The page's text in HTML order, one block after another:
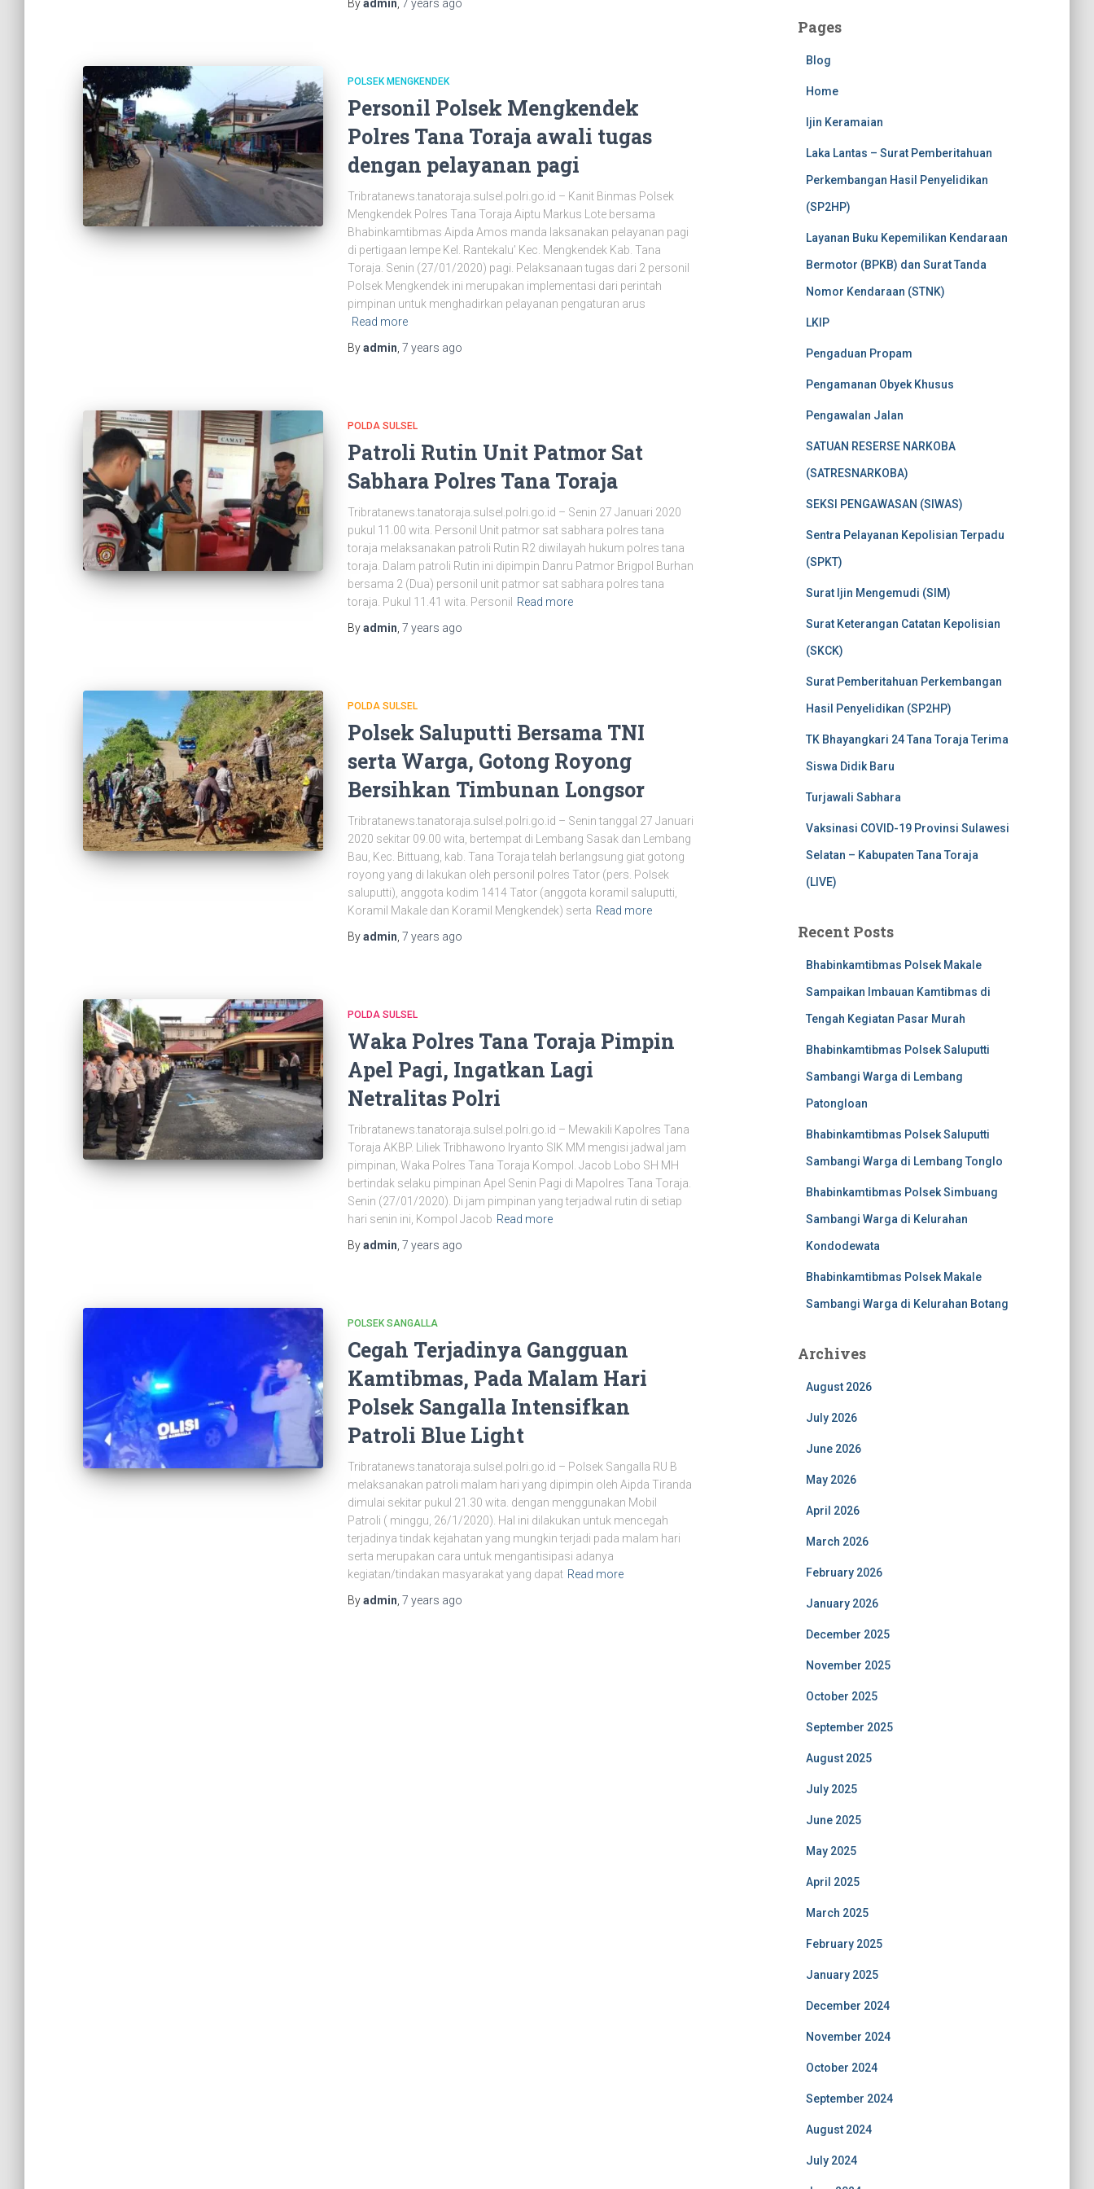
Byadmin 7 years ago
POLSEK MENGKENDEK
Personil Polsek Mengkendek
Polres Tana Toraja awali tugas
dengan pelayanan pagi
Tribratanews.tanatoraja.sulsel.polri.go.id – Kanit Binmas Polsek
Mengkendek Polres Tana Toraja Aiptu Markus Lote bersama
Bhabinkamtibmas Aipda Amos manda laksanakan pelayanan pagi
di pertigaan lempe Kel. Rantekalu’ Kec. Mengkendek Kab. Tana
Toraja. Senin (27/01/2020) pagi. Pelaksanaan tugas dari 2 personil
Polsek Mengkendek ini merupakan implementasi dari perintah
pimpinan untuk menghadirkan pelayanan pengaturan arus
Read more
Byadmin 7 years ago
POLDA SULSEL
Patroli Rutin Unit Patmor Sat
Sabhara Polres Tana Toraja
Tribratanews.tanatoraja.sulsel.polri.go.id – Senin 27 Januari 2020
pukul 11.00 wita. Personil Unit patmor sat sabhara polres tana
toraja melaksanakan patroli Rutin R2 diwilayah hukum polres tana
toraja. Dalam patroli Rutin ini dipimpin Danru Patmor Brigpol Burhan
bersama 2 (Dua) personil unit patmor sat sabhara polres tana
toraja. Pukul 11.41 wita. Personil
Read more
Byadmin 7 years ago
POLDA SULSEL
Polsek Saluputti Bersama TNI
serta Warga, Gotong Royong
Bersihkan Timbunan Longsor
Tribratanews.tanatoraja.sulsel.polri.go.id – Senin tanggal 27 Januari
2020 sekitar 09.00 wita, bertempat di Lembang Sasak dan Lembang
Bau, Kec. Bittuang, kab. Tana Toraja telah berlangsung giat gotong
royong yang di lakukan oleh personil polres Tator (pers. Polsek
saluputti), anggota kodim 1414 Tator (anggota koramil saluputti,
Koramil Makale dan Koramil Mengkendek) serta Read more
Byadmin 7 years ago
POLDA SULSEL
Waka Polres Tana Toraja Pimpin
Apel Pagi, Ingatkan Lagi
Netralitas Polri
Tribratanews.tanatoraja.sulsel.polri.go.id – Mewakili Kapolres Tana
Toraja AKBP. Liliek Tribhawono Iryanto SIK MM mengisi jadwal jam
pimpinan, Waka Polres Tana Toraja Kompol. Jacob Lobo SH MH
bertindak selaku pimpinan Apel Senin Pagi di Mapolres Tana Toraja.
Senin (27/01/2020). Di jam pimpinan yang terjadwal rutin di setiap
hari senin ini, Kompol Jacob Read more
Byadmin 7 years ago
POLSEK SANGALLA
Cegah Terjadinya Gangguan
Kamtibmas, Pada Malam Hari
Polsek Sangalla Intensifkan
Patroli Blue Light
Tribratanews.tanatoraja.sulsel.polri.go.id – Polsek Sangalla RU B
melaksanakan patroli malam hari yang dipimpin oleh Aipda Tiranda
dimulai sekitar pukul 21.30 wita. dengan menggunakan Mobil
Patroli ( minggu, 26/1/2020). Hal ini dilakukan untuk mencegah
terjadinya tindak kejahatan yang mungkin terjadi pada malam hari
serta merupakan cara untuk mengantisipasi adanya
kegiatan/tindakan masyarakat yang dapat Read more
Byadmin 7 years ago
Pages
Blog
Home
Ijin Keramaian
Laka Lantas – Surat Pemberitahuan
Perkembangan Hasil Penyelidikan
(SP2HP)
Layanan Buku Kepemilikan Kendaraan
Bermotor (BPKB) dan Surat Tanda
Nomor Kendaraan (STNK)
LKIP
Pengaduan Propam
Pengamanan Obyek Khusus
Pengawalan Jalan
SATUAN RESERSE NARKOBA
(SATRESNARKOBA)
SEKSI PENGAWASAN (SIWAS)
Sentra Pelayanan Kepolisian Terpadu
(SPKT)
Surat Ijin Mengemudi (SIM)
Surat Keterangan Catatan Kepolisian
(SKCK)
Surat Pemberitahuan Perkembangan
Hasil Penyelidikan (SP2HP)
TK Bhayangkari 24 Tana Toraja Terima
Siswa Didik Baru
Turjawali Sabhara
Vaksinasi COVID-19 Provinsi Sulawesi
Selatan – Kabupaten Tana Toraja
(LIVE)
Recent Posts
Bhabinkamtibmas Polsek Makale
Sampaikan Imbauan Kamtibmas di
Tengah Kegiatan Pasar Murah
Bhabinkamtibmas Polsek Saluputti
Sambangi Warga di Lembang
Patongloan
Bhabinkamtibmas Polsek Saluputti
Sambangi Warga di Lembang Tonglo
Bhabinkamtibmas Polsek Simbuang
Sambangi Warga di Kelurahan
Kondodewata
Bhabinkamtibmas Polsek Makale
Sambangi Warga di Kelurahan Botang
Archives
August 2026
July 2026
June 2026
May 2026
April 2026
March 2026
February 2026
January 2026
December 2025
November 2025
October 2025
September 2025
August 2025
July 2025
June 2025
May 2025
April 2025
March 2025
February 2025
January 2025
December 2024
November 2024
October 2024
September 2024
August 2024
July 2024